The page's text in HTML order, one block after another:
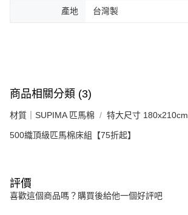
產地 台灣製
商品相關分類 (3)
材質｜SUPIMA 匹馬棉 特大尺寸 180x210cm
500織頂級匹馬棉床組【75折起】
評價
喜歡這個商品嗎？購買後給他一個好評吧